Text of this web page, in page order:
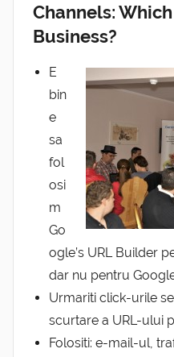
Channels:
Business?
E
bin
e
sa
fol
osi
m
Go
ogle’s URL Builder
dar nu pentru
Urmariti click-urile
scurtare a URL-ului
Folositi: e-mail-ul,